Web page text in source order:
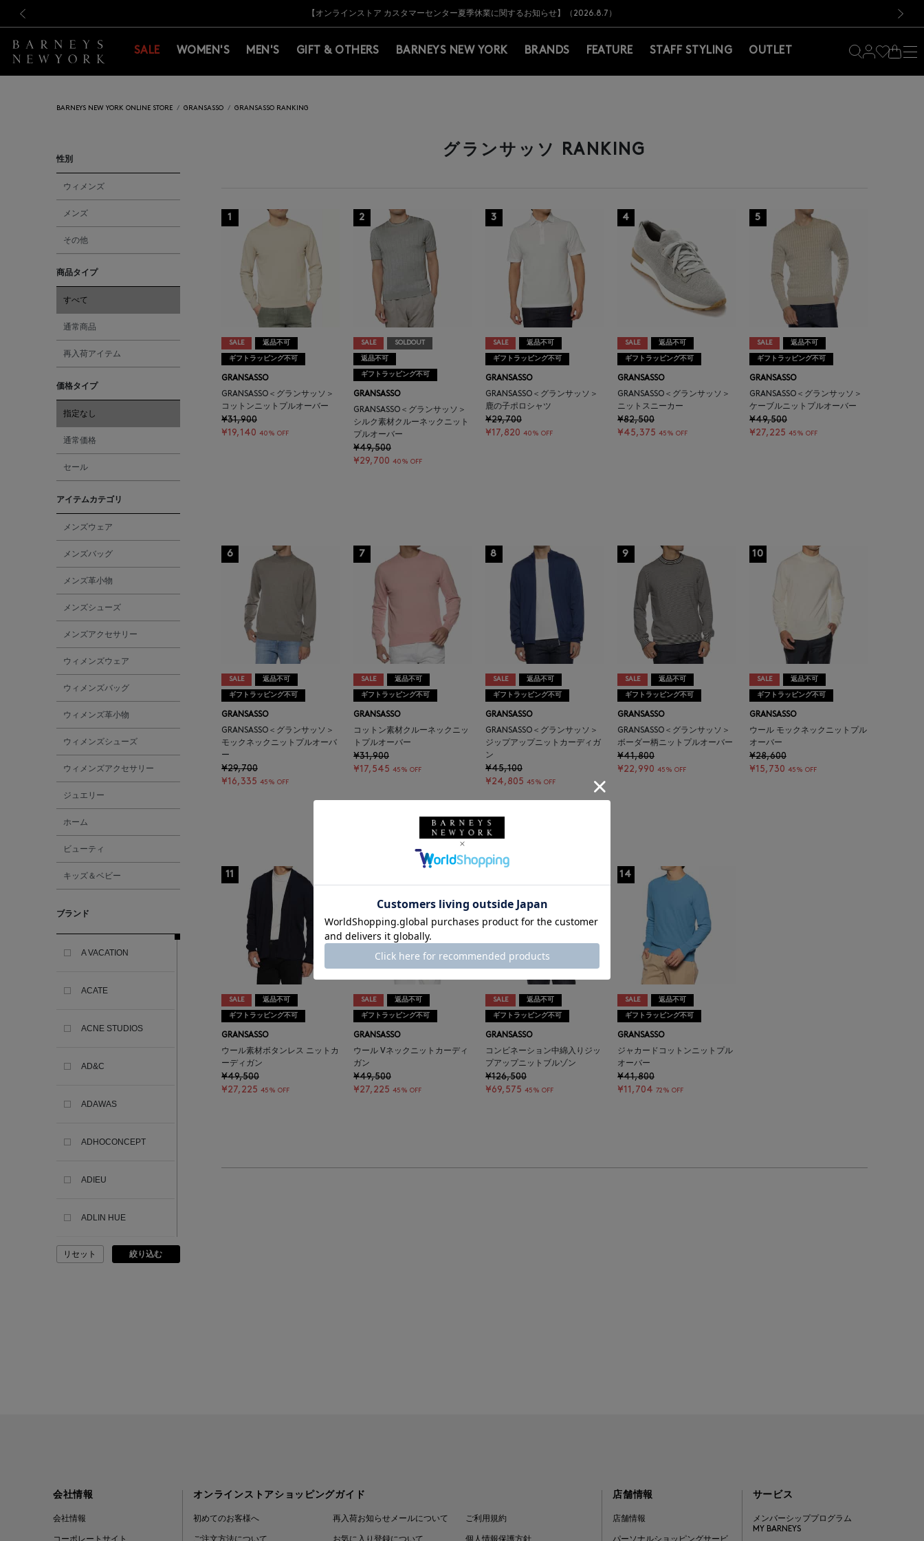
新規登録のお客様も対象！＜MY BARNEYS＞会員のお客様は11,000円（税込）以上のお買上げで常時送料無料！お買い物の際は会員登録を！
【夏季休業に伴う出荷一時停止のお知らせ】(2026.8.7)
【オンラインストア カスタマーセンター夏季休業に関するお知らせ】（2026.8.7）
【夏季休業に伴う返品・交換承り一時停止のお知らせ】（2026.8.5）
熊本県を中心とした地震の影響によるお荷物のお届けについて
【開催中】SUMMER SALEのご案内・ご注意事項
新規登録のお客様も対象！＜MY BARNEYS＞会員のお客様は11,000円（税込）以上のお買上げで常時送料無料！お買い物の際は会員登録を！
【夏季休業に伴う出荷一時停止のお知らせ】(2026.8.7)
SALE WOMEN'S MEN'S GIFT & OTHERS BARNEYS NEW YORK BRANDS FEATURE STAFF STYLING OUTLET
BARNEYS NEW YORK ONLINE STORE GRANSASSO GRANSASSO RANKING
性別
ウィメンズ
メンズ
その他
商品タイプ
すべて
通常商品
再入荷アイテム
価格タイプ
指定なし
通常価格
セール
アイテムカテゴリ
メンズウェア
メンズバッグ
メンズ革小物
メンズシューズ
メンズアクセサリー
ウィメンズウェア
ウィメンズバッグ
ウィメンズ革小物
ウィメンズシューズ
ウィメンズアクセサリー
ジュエリー
ホーム
ビューティ
キッズ＆ベビー
ブランド
A VACATION
ACATE
ACNE STUDIOS
AD&C
ADAWAS
ADHOCONCEPT
ADIEU
ADLIN HUE
ADVISORY BOARD
リセット 絞り込む
グランサッソ RANKING
1
SALE 返品不可
ギフトラッピング不可
GRANSASSO
GRANSASSO＜グランサッソ＞
コットンニットプルオーバー
¥31,900
¥19,140 40% OFF
2
SALE SOLDOUT
返品不可
ギフトラッピング不可
GRANSASSO
GRANSASSO＜グランサッソ＞
シルク素材クルーネックニット
プルオーバー
¥49,500
¥29,700 40% OFF
3
SALE 返品不可
ギフトラッピング不可
GRANSASSO
GRANSASSO＜グランサッソ＞
鹿の子ポロシャツ
¥29,700
¥17,820 40% OFF
4
SALE 返品不可
ギフトラッピング不可
GRANSASSO
GRANSASSO＜グランサッソ＞
ニットスニーカー
¥82,500
¥45,375 45% OFF
5
SALE 返品不可
ギフトラッピング不可
GRANSASSO
GRANSASSO＜グランサッソ＞
ケーブルニットプルオーバー
¥49,500
¥27,225 45% OFF
6
SALE 返品不可
ギフトラッピング不可
GRANSASSO
GRANSASSO＜グランサッソ＞
モックネックニットプルオーバ
ー
¥29,700
¥16,335 45% OFF
7
SALE 返品不可
ギフトラッピング不可
GRANSASSO
コットン素材クルーネックニッ
トプルオーバー
¥31,900
¥17,545 45% OFF
8
SALE 返品不可
ギフトラッピング不可
GRANSASSO
GRANSASSO＜グランサッソ＞
ジップアップニットカーディガ
ン
¥45,100
¥24,805 45% OFF
9
SALE 返品不可
ギフトラッピング不可
GRANSASSO
GRANSASSO＜グランサッソ＞
ボーダー柄ニットプルオーバー
¥41,800
¥22,990 45% OFF
10
SALE 返品不可
ギフトラッピング不可
GRANSASSO
ウール モックネックニットプル
オーバー
¥28,600
¥15,730 45% OFF
11
SALE 返品不可
ギフトラッピング不可
GRANSASSO
ウール素材ボタンレス ニットカ
ーディガン
¥49,500
¥27,225 45% OFF
SALE 返品不可
ギフトラッピング不可
GRANSASSO
ウール Vネックニットカーディ
ガン
¥49,500
¥27,225 45% OFF
SALE 返品不可
ギフトラッピング不可
GRANSASSO
コンビネーション中綿入りジッ
プアップニットブルゾン
¥126,500
¥69,575 45% OFF
14
SALE 返品不可
ギフトラッピング不可
GRANSASSO
ジャカードコットンニットプル
オーバー
¥41,800
¥11,704 72% OFF
会社情報
会社情報
オンラインストアショッピングガイド
初めてのお客様へ 再入荷お知らせメールについて ご利用規約
店舗情報
店舗情報
サービス
メンバーシッププログラム
MY BARNEYS